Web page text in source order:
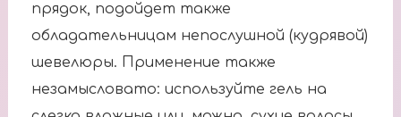
прядок, подойдет также
обладательницам непослушной (кудрявой)
шевелюры. Применение также
незамысловато: используйте гель на